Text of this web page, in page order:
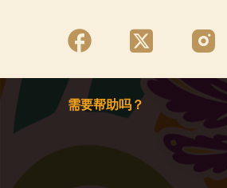
需要帮助吗？